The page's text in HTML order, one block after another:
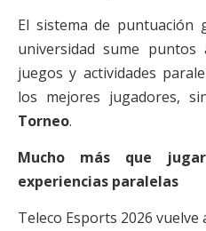
El sistema de puntuación
universidad sume
juegos y actividades
los mejores jugadores,
Torneo.
Mucho más que
experiencias paralelas
Teleco Esports 2026